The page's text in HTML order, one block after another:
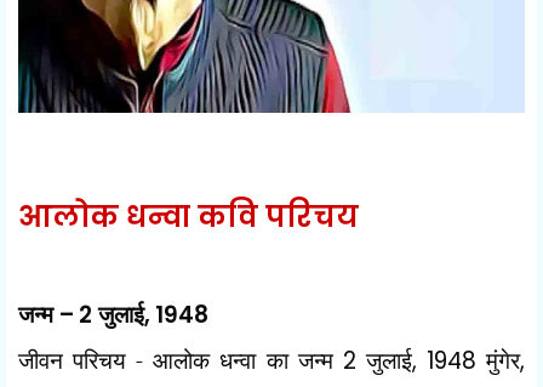
आलोक धन्वा कवि परिचय
जन्म – 2 जुलाई, 1948
जीवन परिचय - आलोक धन्वा का जन्म 2 जुलाई, 1948 मुंगेर,